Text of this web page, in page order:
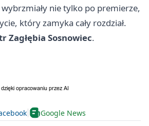
nie tylko po premierze,
który zamyka cały rozdział.
Zagłębia Sosnowiec.
Google News